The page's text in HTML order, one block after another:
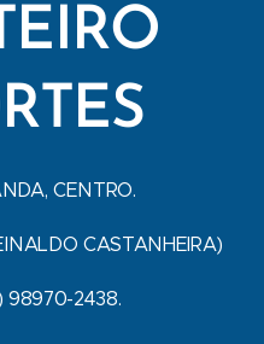
CENTRO.
CASTANHEIRA)
98970-2438.